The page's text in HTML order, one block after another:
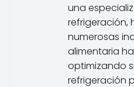
una
refrigeración,
numerosas
alimentaria
optimizando
refrigeración